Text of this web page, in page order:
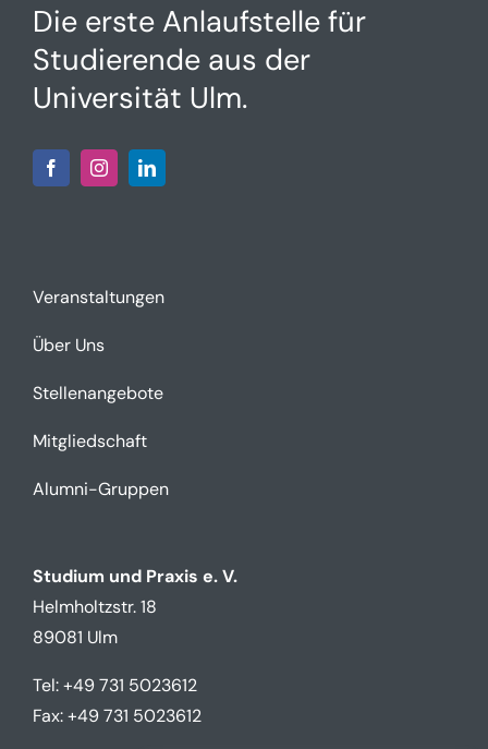
Die erste Anlaufstelle für
Studierende aus der
Universität Ulm.
Veranstaltungen
Über Uns
Stellenangebote
Mitgliedschaft
Alumni-Gruppen
Studium und Praxis e. V.
Helmholtzstr. 18
89081 Ulm
Tel: +49 731 5023612
Fax: +49 731 5023612